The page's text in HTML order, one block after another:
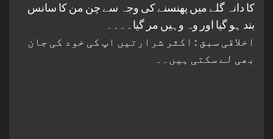
کا دانہ گلے میں پھنسنے کی وجہ سے چن من کا سانس
بند ہو گیا اور وہ وہیں مر گیا۔۔۔۔
اخلاقی سبق : اکثر شرارتیں اپ کی خود کی جان
بھی لے سکتی ہیں۔۔